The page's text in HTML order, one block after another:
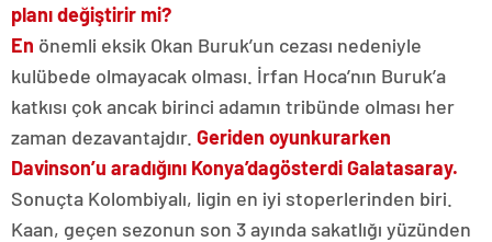
planı değiştirir mi?
En önemli eksik Okan Buruk’un cezası nedeniyle
kulübede olmayacak olması. İrfan Hoca’nın Buruk’a
katkısı çok ancak birinci adamın tribünde olması her
zaman dezavantajdır. Geriden oyunkurarken
Davinson’u aradığını Konya’dagösterdi Galatasaray.
Sonuçta Kolombiyalı, ligin en iyi stoperlerinden biri.
Kaan, geçen sezonun son 3 ayında sakatlığı yüzünden